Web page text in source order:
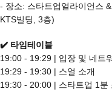
- 장소: 스타트업얼라이언스
KTS빌딩, 3층)
✔️ 타임테이블
19:00 - 19:29 | 입장 및 네트
19:29 - 19:30 | 스얼 소개
19:30 - 20:00 | 스타트업 1분